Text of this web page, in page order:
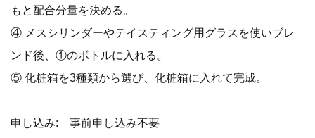
もと配合分量を決める。
④ メスシリンダーやテイスティング用グラスを使いブレ
ンド後、①のボトルに入れる。
⑤ 化粧箱を3種類から選び、化粧箱に入れて完成。
申し込み: 事前申し込み不要